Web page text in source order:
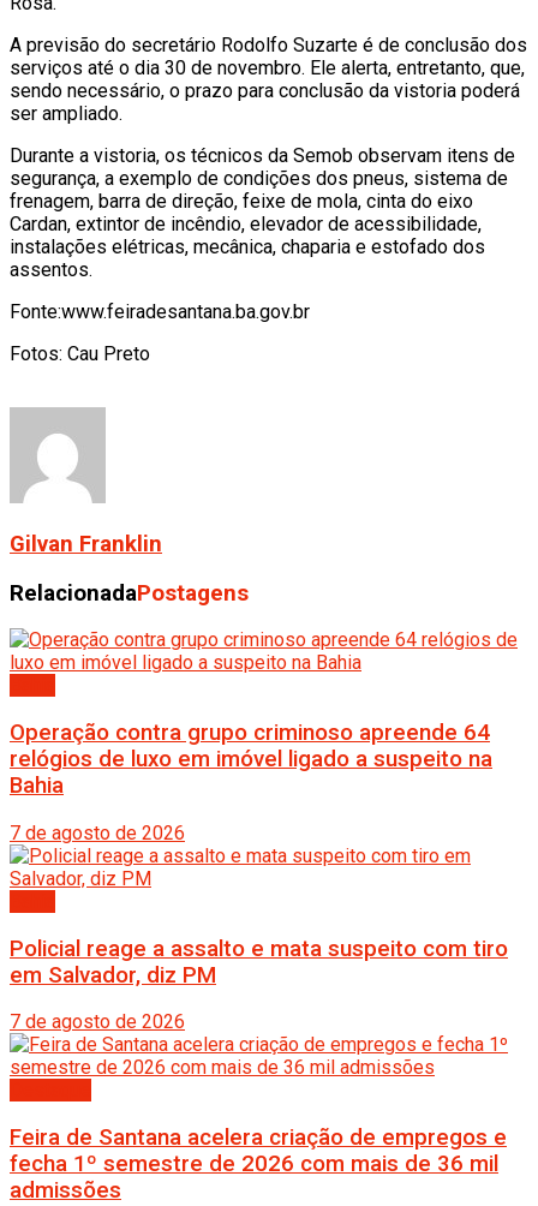
A previsão do secretário Rodolfo Suzarte é de conclusão dos
serviços até o dia 30 de novembro. Ele alerta, entretanto, que,
sendo necessário, o prazo para conclusão da vistoria poderá
ser ampliado.
Durante a vistoria, os técnicos da Semob observam itens de
segurança, a exemplo de condições dos pneus, sistema de
frenagem, barra de direção, feixe de mola, cinta do eixo
Cardan, extintor de incêndio, elevador de acessibilidade,
instalações elétricas, mecânica, chaparia e estofado dos
assentos.
Fonte:www.feiradesantana.ba.gov.br
Fotos: Cau Preto
Gilvan Franklin
RelacionadaPostagens
Operação contra grupo criminoso apreende 64
relógios de luxo em imóvel ligado a suspeito na
Bahia
7 de agosto de 2026
Policial reage a assalto e mata suspeito com tiro
em Salvador, diz PM
7 de agosto de 2026
Feira de Santana acelera criação de empregos e
fecha 1º semestre de 2026 com mais de 36 mil
admissões